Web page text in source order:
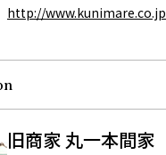
http://www.kunimare.co.jp
旧商家 丸一本間家